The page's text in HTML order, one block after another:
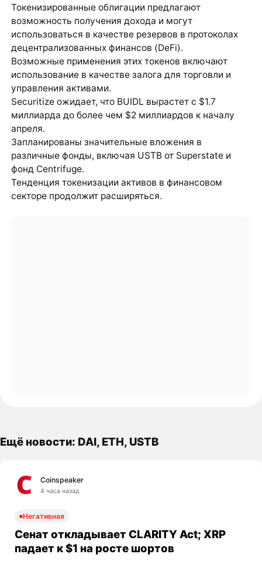
Токенизированные облигации предлагают
возможность получения дохода и могут
использоваться в качестве резервов в протоколах
децентрализованных финансов (DeFi).
Возможные применения этих токенов включают
использование в качестве залога для торговли и
управления активами.
Securitize ожидает, что BUIDL вырастет с $1.7
миллиарда до более чем $2 миллиардов к началу
апреля.
Запланированы значительные вложения в
различные фонды, включая USTB от Superstate и
фонд Centrifuge.
Тенденция токенизации активов в финансовом
секторе продолжит расширяться.
Ещё новости: DAI, ETH, USTB
Coinspeaker
4 часа назад
Негативная
Сенат откладывает CLARITY Act; XRP
падает к $1 на росте шортов